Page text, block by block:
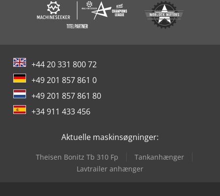
+44 20 331 800 72
+49 201 857 861 0
+49 201 857 861 80
+34 911 433 456
Aktuelle maskinsøgninger:
Theisen Bonitz Tb 310 Fp
Tankanhænger
Lavtrailer anhænger